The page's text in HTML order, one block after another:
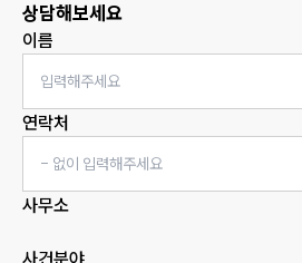
상담해보세요
이름
연락처
사무소